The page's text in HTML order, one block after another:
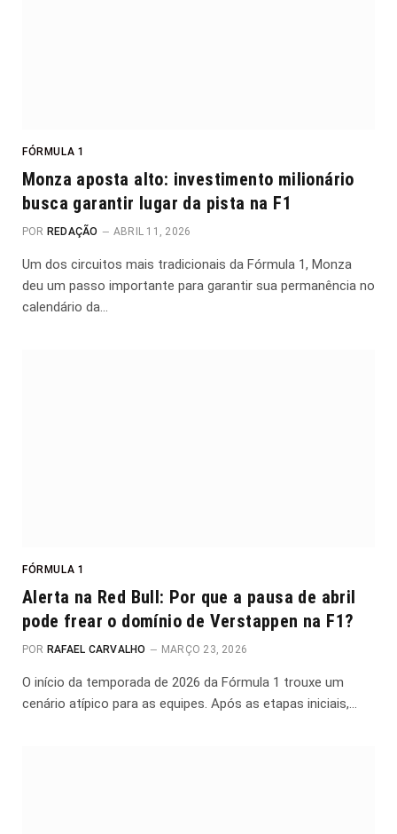
FÓRMULA 1
Monza aposta alto: investimento milionário
busca garantir lugar da pista na F1
POR REDAÇÃO ABRIL 11, 2026
Um dos circuitos mais tradicionais da Fórmula 1, Monza
deu um passo importante para garantir sua permanência no
calendário da…
FÓRMULA 1
Alerta na Red Bull: Por que a pausa de abril
pode frear o domínio de Verstappen na F1?
POR RAFAEL CARVALHO MARÇO 23, 2026
O início da temporada de 2026 da Fórmula 1 trouxe um
cenário atípico para as equipes. Após as etapas iniciais,…